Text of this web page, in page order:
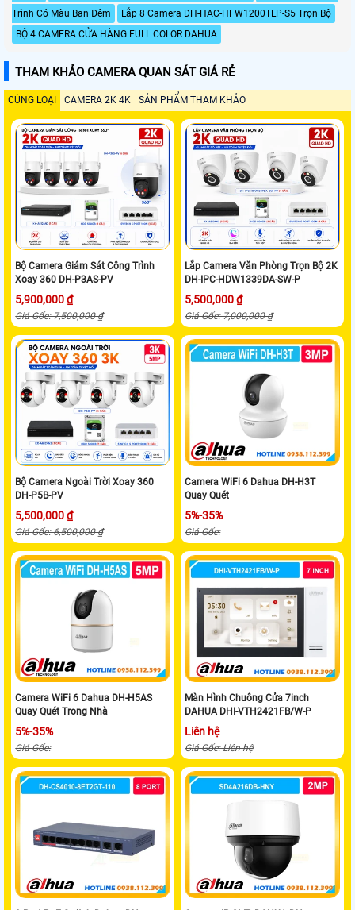
Trình Có Màu Ban Đêm
Lắp 8 Camera DH-HAC-HFW1200TLP-S5 Trọn Bộ
BỘ 4 CAMERA CỬA HÀNG FULL COLOR DAHUA
THAM KHẢO CAMERA QUAN SÁT GIÁ RẺ
CÙNG LOẠI CAMERA 2K 4K SẢN PHẨM THAM KHẢO
Bộ Camera Giám Sát Công Trình
Xoay 360 DH-P3AS-PV
5,900,000 ₫
Giá Gốc: 7,500,000 ₫
Lắp Camera Văn Phòng Trọn Bộ 2K
DH-IPC-HDW1339DA-SW-P
5,500,000 ₫
Giá Gốc: 7,000,000 ₫
Bộ Camera Ngoài Trời Xoay 360
DH-P5B-PV
5,500,000 ₫
Giá Gốc: 6,500,000 ₫
Camera WiFi 6 Dahua DH-H3T
Quay Quét
5%-35%
Giá Gốc:
Camera WiFi 6 Dahua DH-H5AS
Quay Quét Trong Nhà
5%-35%
Giá Gốc:
Màn Hình Chuông Cửa 7inch
DAHUA DHI-VTH2421FB/W-P
Liên hệ
Giá Gốc: Liên hệ